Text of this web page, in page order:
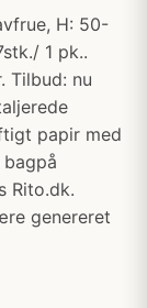
H: 50-
1 pk..
Tilbud: nu
papir med
Rito.dk.
genereret